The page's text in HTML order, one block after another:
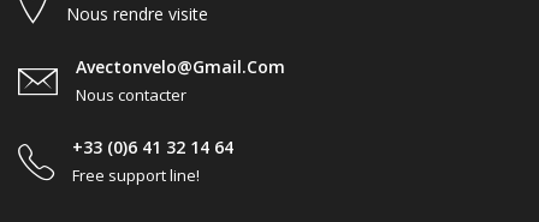
Nous rendre visite
Avectonvelo@gmail.com
Nous contacter
+33 (0)6 41 32 14 64
Free support line!